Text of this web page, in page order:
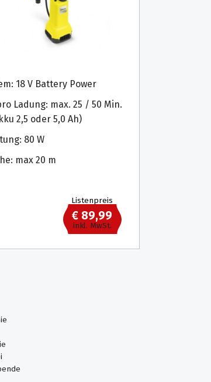
18 V Battery Power
Ladung: max. 25 / 50 Min.
2,5 oder 5,0 Ah)
80 W
max 20 m
Listenpreis
€ 89,99
inkl. MwSt.